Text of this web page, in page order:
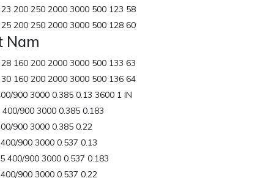
200 250 2000 3000 500 123 58
200 250 2000 3000 500 128 60
Nam
160 200 2000 3000 500 133 63
160 200 2000 3000 500 136 64
900 3000 0.385 0.13 3600 1 IN
900 3000 0.385 0.183
900 3000 0.385 0.22
900 3000 0.537 0.13
400/900 3000 0.537 0.183
900 3000 0.537 0.22